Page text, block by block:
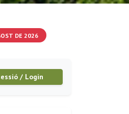
DE 2026
/ Login